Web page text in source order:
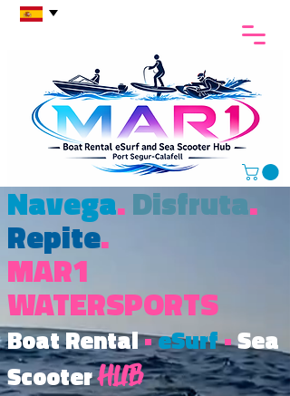
Navega.Disfruta.
Repite.
MAR1
WATERSPORTS
Boat Rental•eSurf•Sea
ScooterHub